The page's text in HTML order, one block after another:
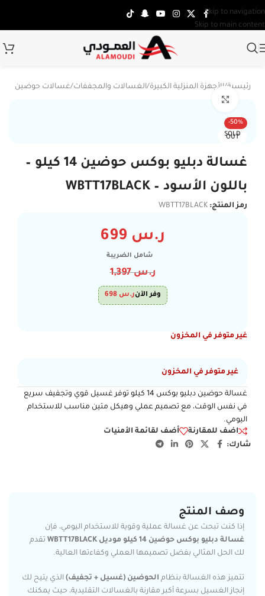
Skip to navigation
Skip to main content
الرئيسية/الأجهزة المنزلية الكبيرة/الغسالات والمجففات/غسالات حوضين
-50%
SOLD
OUT
غسالة دبليو بوكس حوضين 14 كيلو –
باللون الأسود – WBTT17BLACK
رمز المنتج: WBTT17BLACK
ر.س
شامل الضريبة
ر.س1,397
وفر الآنر.س 698
غير متوفر في المخزون
غير متوفر في المخزون
غسالة حوضين دبليو بوكس 14 كيلو توفر غسيل قوي وتجفيف سريع
في نفس الوقت، مع تصميم عملي وهيكل متين مناسب للاستخدام
اليومي.
اضف للمقارنة
أضف لقائمة الأمنيات
شارك:
وصف المنتج
إذا كنت تبحث عن غسالة عملية وقوية للاستخدام اليومي، فإن
غسالة دبليو بوكس حوضين 14 كيلو موديل WBTT17BLACK
تقدم
لك الحل المثالي بفضل تصميمها العملي وكفاءتها العالية.
تتميز هذه الغسالة بنظام الحوضين (غسيل + تجفيف) الذي يتيح لك
إنجاز الغسيل بسرعة أكبر مقارنة بالغسالات التقليدية، حيث يمكنك